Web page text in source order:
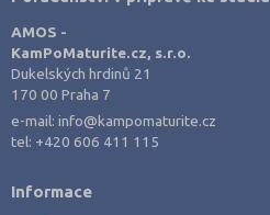
AMOS -
KamPoMaturite.cz, s.r.o.
Dukelských hrdinů 21
170 00 Praha 7
e-mail:info@kampomaturite.cz
tel: +420 606 411 115
Informace